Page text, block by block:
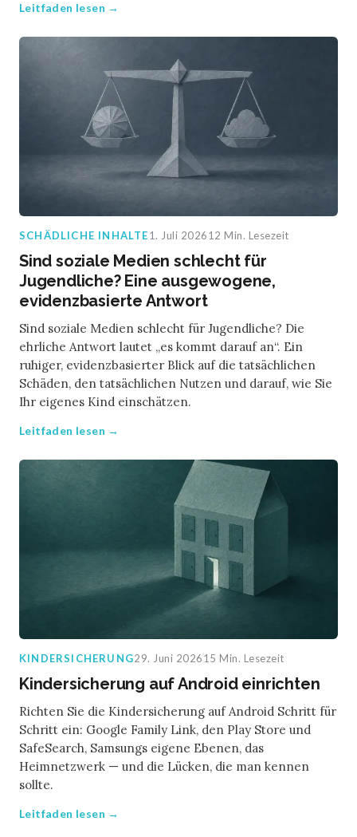
Leitfaden lesen →
SCHÄDLICHE INHALTE1. Juli 202612 Min. Lesezeit
Sind soziale Medien schlecht für
Jugendliche? Eine ausgewogene,
evidenzbasierte Antwort
Sind soziale Medien schlecht für Jugendliche? Die
ehrliche Antwort lautet „es kommt darauf an“. Ein
ruhiger, evidenzbasierter Blick auf die tatsächlichen
Schäden, den tatsächlichen Nutzen und darauf, wie Sie
Ihr eigenes Kind einschätzen.
Leitfaden lesen →
KINDERSICHERUNG29. Juni 202615 Min. Lesezeit
Kindersicherung auf Android einrichten
Richten Sie die Kindersicherung auf Android Schritt für
Schritt ein: Google Family Link, den Play Store und
SafeSearch, Samsungs eigene Ebenen, das
Heimnetzwerk — und die Lücken, die man kennen
sollte.
Leitfaden lesen →